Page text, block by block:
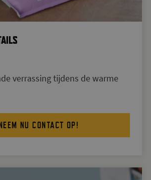
verrassing tijdens de warme
NU CONTACT OP!